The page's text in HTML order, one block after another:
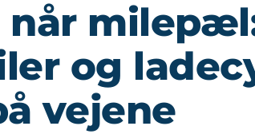
når
og
vejene